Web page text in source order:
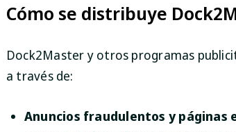
Cómo se distribuye
Dock2Master y otros programas
a través de:
Anuncios fraudulentos y páginas